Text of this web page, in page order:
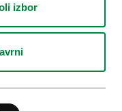
izbor